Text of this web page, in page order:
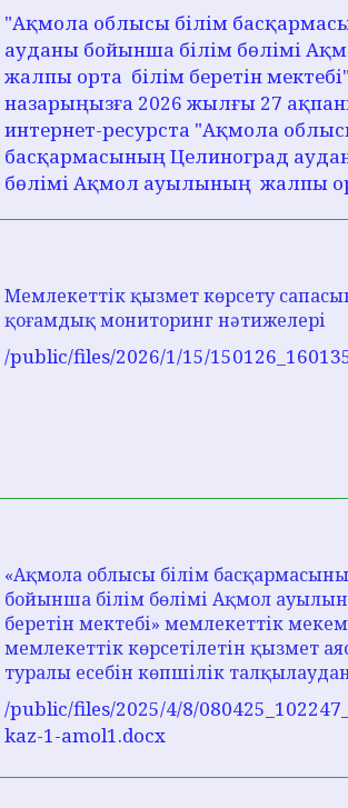
"Ақмола облысы білім
ауданы бойынша білім бөлімі
жалпы орта білім беретін
назарыңызға 2026 жылғы 27
интернет-ресурста "Ақмола
басқармасының Целиноград
бөлімі Ақмол ауылының жалпы
Мемлекеттік қызмет көрсету
қоғамдық мониторинг нәтижелері
/public/files/2026/1/15/
«Ақмола облысы білім
бойынша білім бөлімі Ақмол
беретін мектебі» мемлекеттік
мемлекеттік көрсетілетін қызмет
туралы есебін көпшілік
/public/files/2025/4/8/
kaz-1-amol1.docx